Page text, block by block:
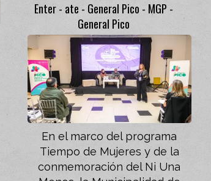
Enter - ate - General Pico - MGP -
General Pico
En el marco del programa
Tiempo de Mujeres y de la
conmemoración del Ni Una